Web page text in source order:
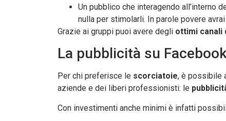
Un pubblico che interagendo all’interno
nulla per stimolarli. In parole povere
Grazie ai gruppi puoi avere degli ottimi canali
La pubblicità su
Per chi preferisce le scorciatoie, è possibile
aziende e dei liberi professionisti: le
Con investimenti anche minimi è infatti